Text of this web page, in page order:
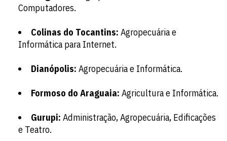
Computadores.
Colinas do Tocantins: Agropecuária e
Informática para Internet.
Dianópolis: Agropecuária e Informática.
Formoso do Araguaia: Agricultura e Informática.
Gurupi: Administração, Agropecuária, Edificações
e Teatro.